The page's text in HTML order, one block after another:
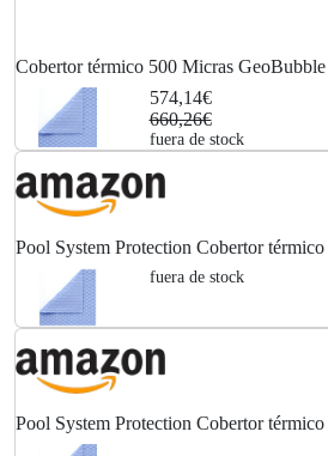
Cobertor térmico 500 Micras
de 4 x 10,5 metros574,14€
660,26€
fuera de stock
Pool System Protection Cobertor
Cool Guard para Piscina de 4 x 10,5
fuera de stock
Pool System Protection Cobertor
Cool Guard para Piscina de 4 x 10,5